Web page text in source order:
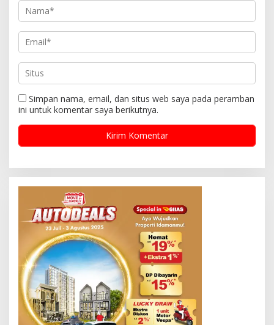
Simpan nama, email, dan situs web saya pada peramban
ini untuk komentar saya berikutnya.